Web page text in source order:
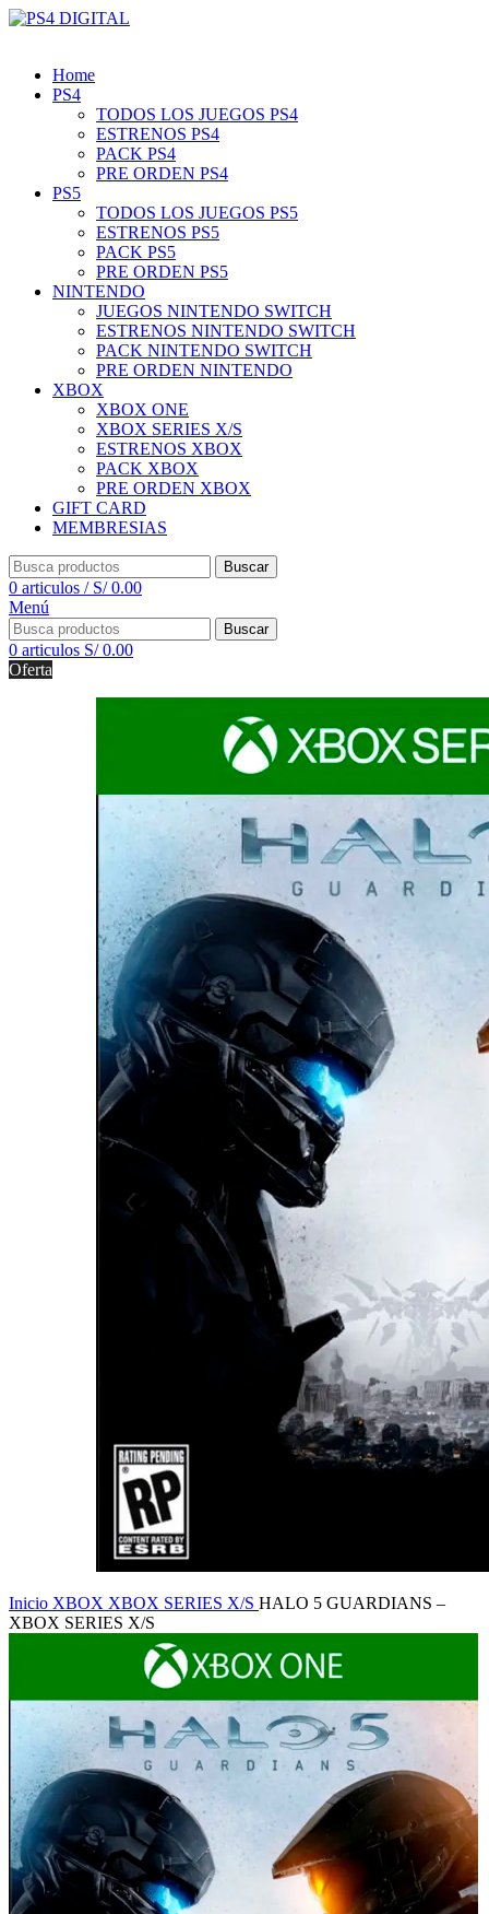
Home
PS4
TODOS LOS JUEGOS PS4
ESTRENOS PS4
PACK PS4
PRE ORDEN PS4
PS5
TODOS LOS JUEGOS PS5
ESTRENOS PS5
PACK PS5
PRE ORDEN PS5
NINTENDO
JUEGOS NINTENDO SWITCH
ESTRENOS NINTENDO SWITCH
PACK NINTENDO SWITCH
PRE ORDEN NINTENDO
XBOX
XBOX ONE
XBOX SERIES X/S
ESTRENOS XBOX
PACK XBOX
PRE ORDEN XBOX
GIFT CARD
MEMBRESIAS
Buscar
0 articulos / S/0.00
Menú
Buscar
0 articulos S/0.00
Oferta
Inicio XBOX XBOX SERIES X/S HALO 5 GUARDIANS –
XBOX SERIES X/S